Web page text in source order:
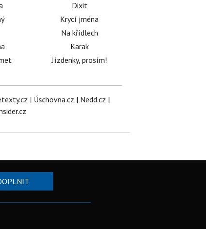
Dixit
Krycí jména
Na křídlech
Karak
Jízdenky, prosím!
| Úschovna.cz | Nedd.cz |